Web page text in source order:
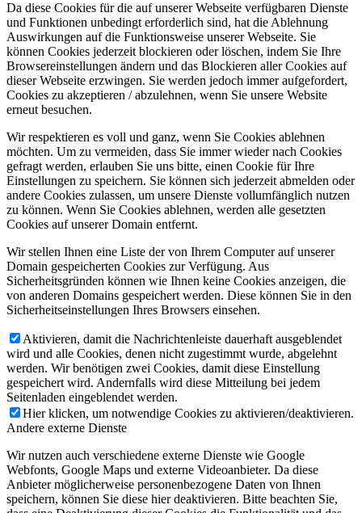
Da diese Cookies für die auf unserer Webseite verfügbaren Dienste
und Funktionen unbedingt erforderlich sind, hat die Ablehnung
Auswirkungen auf die Funktionsweise unserer Webseite. Sie
können Cookies jederzeit blockieren oder löschen, indem Sie Ihre
Browsereinstellungen ändern und das Blockieren aller Cookies auf
dieser Webseite erzwingen. Sie werden jedoch immer aufgefordert,
Cookies zu akzeptieren / abzulehnen, wenn Sie unsere Website
erneut besuchen.
Wir respektieren es voll und ganz, wenn Sie Cookies ablehnen
möchten. Um zu vermeiden, dass Sie immer wieder nach Cookies
gefragt werden, erlauben Sie uns bitte, einen Cookie für Ihre
Einstellungen zu speichern. Sie können sich jederzeit abmelden oder
andere Cookies zulassen, um unsere Dienste vollumfänglich nutzen
zu können. Wenn Sie Cookies ablehnen, werden alle gesetzten
Cookies auf unserer Domain entfernt.
Wir stellen Ihnen eine Liste der von Ihrem Computer auf unserer
Domain gespeicherten Cookies zur Verfügung. Aus
Sicherheitsgründen können wie Ihnen keine Cookies anzeigen, die
von anderen Domains gespeichert werden. Diese können Sie in den
Sicherheitseinstellungen Ihres Browsers einsehen.
Aktivieren, damit die Nachrichtenleiste dauerhaft ausgeblendet
wird und alle Cookies, denen nicht zugestimmt wurde, abgelehnt
werden. Wir benötigen zwei Cookies, damit diese Einstellung
gespeichert wird. Andernfalls wird diese Mitteilung bei jedem
Seitenladen eingeblendet werden.
Hier klicken, um notwendige Cookies zu aktivieren/deaktivieren.
Andere externe Dienste
Wir nutzen auch verschiedene externe Dienste wie Google
Webfonts, Google Maps und externe Videoanbieter. Da diese
Anbieter möglicherweise personenbezogene Daten von Ihnen
speichern, können Sie diese hier deaktivieren. Bitte beachten Sie,